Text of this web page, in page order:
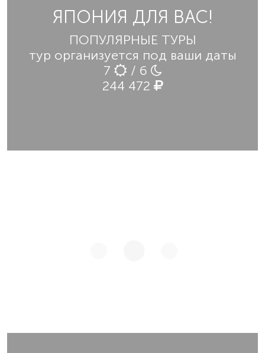
ЯПОНИЯ ДЛЯ ВАС!
ПОПУЛЯРНЫЕ ТУРЫ
тур организуется под ваши даты
7
/ 6
244 472